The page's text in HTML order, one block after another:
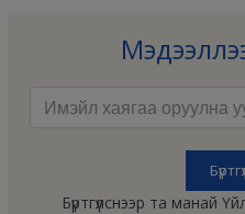
Бүртгүүлснээр та манай